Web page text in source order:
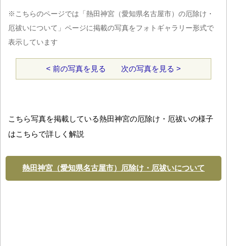
※こちらのページでは「熱田神宮（愛知県名古屋市）の厄除け・
厄祓いについて」ページに掲載の写真をフォトギャラリー形式で
表示しています
< 前の写真を見る 次の写真を見る >
こちら写真を掲載している熱田神宮の厄除け・厄祓いの様子
はこちらで詳しく解説
熱田神宮（愛知県名古屋市）厄除け・厄祓いについて